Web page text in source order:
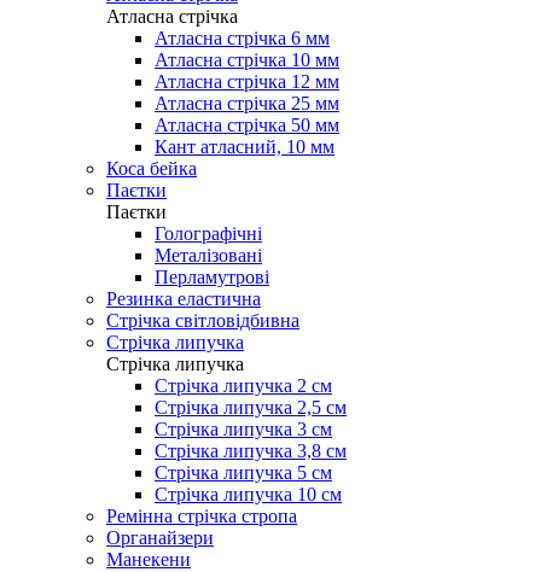
Атласна стрічка
Атласна стрічка 6 мм
Атласна стрічка 10 мм
Атласна стрічка 12 мм
Атласна стрічка 25 мм
Атласна стрічка 50 мм
Кант атласний, 10 мм
Коса бейка
Паєтки
Паєтки
Голографічні
Металізовані
Перламутрові
Резинка еластична
Стрічка світловідбивна
Стрічка липучка
Стрічка липучка
Стрічка липучка 2 см
Стрічка липучка 2,5 см
Стрічка липучка 3 см
Стрічка липучка 3,8 см
Стрічка липучка 5 см
Стрічка липучка 10 см
Ремінна стрічка стропа
Органайзери
Манекени